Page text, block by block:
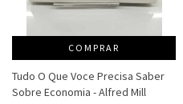
COMPRAR
Tudo O Que Voce Precisa Saber
Sobre Economia - Alfred Mill